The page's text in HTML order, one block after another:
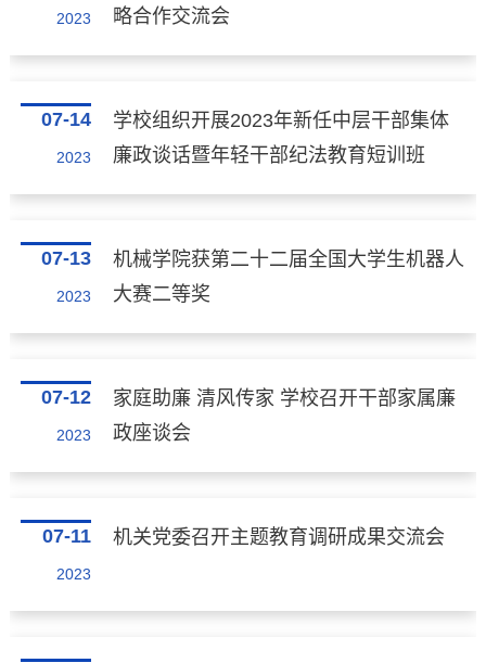
2023
略合作交流会
07-14
2023
学校组织开展2023年新任中层干部集体
廉政谈话暨年轻干部纪法教育短训班
07-13
2023
机械学院获第二十二届全国大学生机器人
大赛二等奖
07-12
2023
家庭助廉 清风传家 学校召开干部家属廉
政座谈会
07-11
2023
机关党委召开主题教育调研成果交流会